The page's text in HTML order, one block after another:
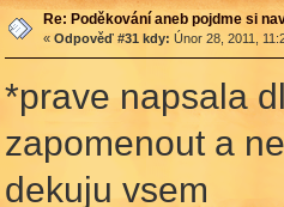
Re: Poděkování aneb pojdme si
« Odpověď #31 kdy: Únor 28, 2011,
*prave napsala
zapomenout a
dekuju vsem